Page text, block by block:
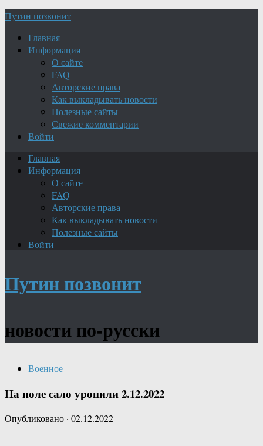
Путин позвонит
Главная
Информация
О сайте
FAQ
Авторские права
Как выкладывать новости
Полезные сайты
Свежие комментарии
Войти
Главная
Информация
О сайте
FAQ
Авторские права
Как выкладывать новости
Полезные сайты
Войти
Путин позвонит
новости по-русски
Военное
На поле сало уронили 2.12.2022
Опубликовано · 02.12.2022